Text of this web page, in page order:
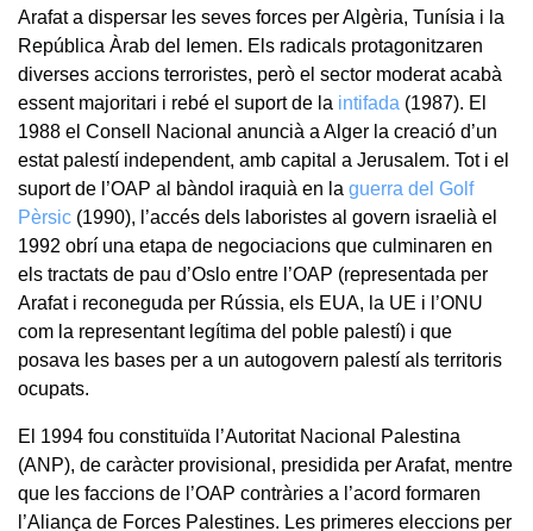
Arafat a dispersar les seves forces per Algèria, Tunísia i la
República Àrab del Iemen. Els radicals protagonitzaren
diverses accions terroristes, però el sector moderat acabà
essent majoritari i rebé el suport de la intifada (1987). El
1988 el Consell Nacional anuncià a Alger la creació d’un
estat palestí independent, amb capital a Jerusalem. Tot i el
suport de l’OAP al bàndol iraquià en la guerra del Golf
Pèrsic (1990), l’accés dels laboristes al govern israelià el
1992 obrí una etapa de negociacions que culminaren en
els tractats de pau d’Oslo entre l’OAP (representada per
Arafat i reconeguda per Rússia, els EUA, la UE i l’ONU
com la representant legítima del poble palestí) i que
posava les bases per a un autogovern palestí als territoris
ocupats.
El 1994 fou constituïda l’Autoritat Nacional Palestina
(ANP), de caràcter provisional, presidida per Arafat, mentre
que les faccions de l’OAP contràries a l’acord formaren
l’Aliança de Forces Palestines. Les primeres eleccions per